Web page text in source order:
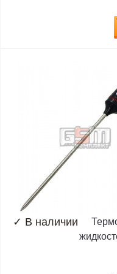
✓ В наличии